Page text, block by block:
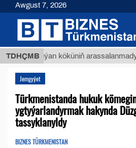
TDHÇMB
Buýan köküniň arassalanmadyk
Jemgyýet
Türkmenistanda hukuk
ygtyýarlandyrmak hakynda
tassyklanyldy
BIZNES TÜRKMENISTAN
Awgust 7, 2026